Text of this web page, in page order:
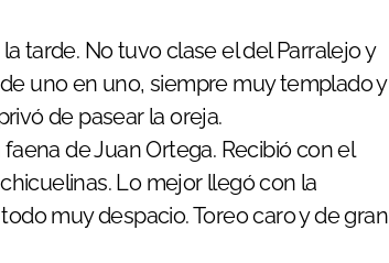
tarde. No tuvo clase el del Parralejo y
uno en uno, siempre muy templado y
de pasear la oreja.
de Juan Ortega. Recibió con el
Lo mejor llegó con la
muy despacio. Toreo caro y de gran